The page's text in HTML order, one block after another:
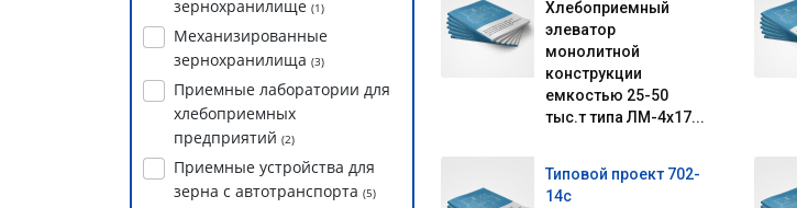
зернохранилище (1)
Механизированные
зернохранилища (3)
Приемные лаборатории для
хлебоприемных
предприятий (2)
Приемные устройства для
зерна с автотранспорта (5)
Хлебоприемный
элеватор
монолитной
конструкции
емкостью 25-50
тыс.т типа ЛМ-4х17...
Типовой проект 702-
14с